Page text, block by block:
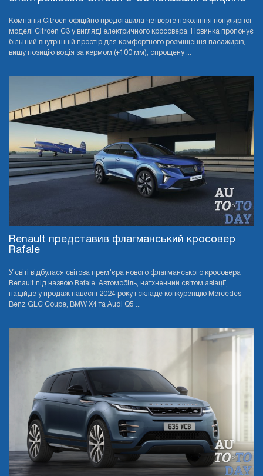
Компанія Citroen офіційно представила четверте покоління популярної
моделі Citroen C3 у вигляді електричного кросовера. Новинка пропонує
більший внутрішній простір для комфортного розміщення пасажирів,
вищу позицію водія за кермом (+100 мм), спрощену ...
Renault представив флагманський кросовер
Rafale
У світі відбулася світова прем’єра нового флагманського кросовера
Renault під назвою Rafale. Автомобіль, натхненний світом авіації,
надійде у продаж навесні 2024 року і складе конкуренцію Mercedes-
Benz GLC Coupe, BMW X4 та Audi Q5 ...